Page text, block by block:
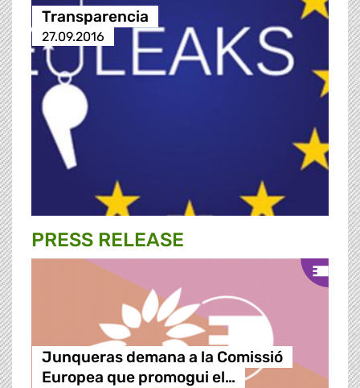
Transparencia
27.09.2016
PRESS RELEASE
Junqueras demana a la Comissió
Europea que promogui el…